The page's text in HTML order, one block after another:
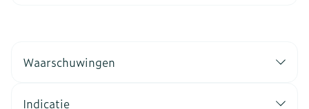
Waarschuwingen
Indicatie